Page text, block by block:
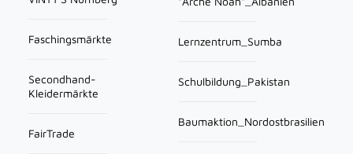
Faschingsmärkte
Secondhand-
Kleidermärkte
FairTrade
Lernzentrum_Sumba
Schulbildung_Pakistan
Baumaktion_Nordostbrasilien